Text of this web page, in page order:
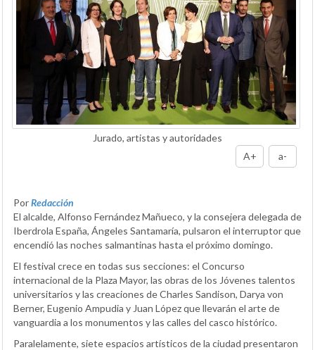
Jurado, artistas y autoridades
A+
a-
PorRedacción
El alcalde, Alfonso Fernández Mañueco, y la consejera delegada de
Iberdrola España, Ángeles Santamaría, pulsaron el interruptor que
encendió las noches salmantinas hasta el próximo domingo.
El festival crece en todas sus secciones: el Concurso
internacional de la Plaza Mayor, las obras de los Jóvenes talentos
universitarios y las creaciones de Charles Sandison, Darya von
Berner, Eugenio Ampudia y Juan López que llevarán el arte de
vanguardia a los monumentos y las calles del casco histórico.
Paralelamente, siete espacios artísticos de la ciudad presentaron